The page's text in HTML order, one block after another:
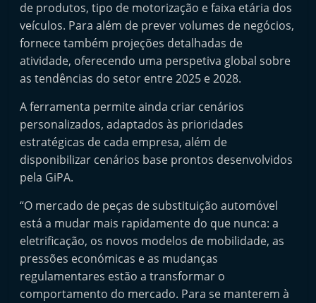
t
r
m
r
k
e
u
o
m
ó
de produtos, tipo de motorização e faixa etária dos
veículos. Para além de prever volumes de negócios,
fornece também projeções detalhadas de
atividade, oferecendo uma perspetiva global sobre
as tendências do setor entre 2025 e 2028.
A ferramenta permite ainda criar cenários
personalizados, adaptados às prioridades
estratégicas de cada empresa, além de
disponibilizar cenários base prontos desenvolvidos
pela GiPA.
“O mercado de peças de substituição automóvel
está a mudar mais rapidamente do que nunca: a
eletrificação, os novos modelos de mobilidade, as
pressões económicas e as mudanças
regulamentares estão a transformar o
comportamento do mercado. Para se manterem à